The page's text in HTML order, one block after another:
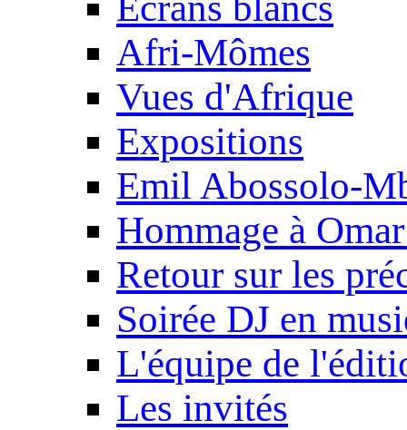
Afri-Mômes
Vues d'Afrique
Expositions
Emil Abossolo-
Hommage à
Retour sur les
Soirée DJ en
L'équipe de
Les invités